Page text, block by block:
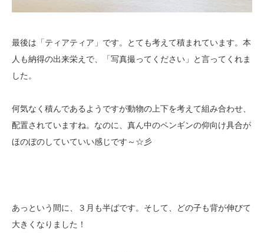
最後は「ティアティア」です。とても考えて積まれています。本
人も納得の出来栄えで、「写真撮ってください」と言ってくれま
した。
何気なく積んであるようですが動物の上下を考えて組み合わせ、
配置されていますね。なのに、真ん中のペンギンの仰向け具合が
ほのぼのしていていい感じです～☆彡
あっという間に、３月も半ばです。そして、どの子も背が伸びて
大きくなりました！